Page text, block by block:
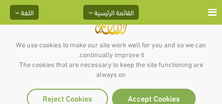
We use cookies to make our site work well for you and so we can
continually improve it.
The cookies that are necessary to keep the site functioning are
always on
Accept Cookies
Reject Cookies
اللغة القائمة الرئيسية
صلح الحديبية